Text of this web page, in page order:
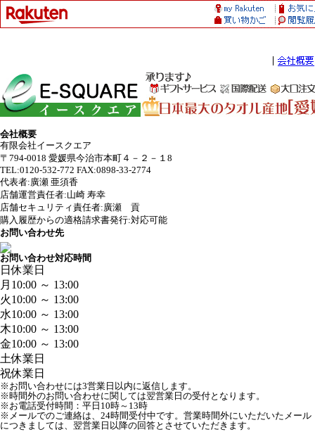
会社概要
有限会社イースクエア
〒794-0018 愛媛県今治市本町４－２－１8
TEL:0120-532-772 FAX:0898-33-2774
代表者:廣瀬 亜須香
店舗運営責任者:山崎 寿幸
店舗セキュリティ責任者:廣瀬 貢
購入履歴からの適格請求書発行:対応可能
お問い合わせ先
お問い合わせ対応時間
日休業日
月 10:00 ～ 13:00
火10:00 ～ 13:00
水10:00 ～ 13:00
木10:00 ～ 13:00
金10:00 ～ 13:00
土休業日
祝休業日
※お問い合わせには3営業日以内に返信します。
※時間外のお問い合わせに関しては翌営業日の受付となります。
※お電話受付時間：平日10時～13時
※メールでのご連絡は、24時間受付中です。営業時間外にいただいたメール
につきましては、翌営業日以降の回答とさせていただきます。